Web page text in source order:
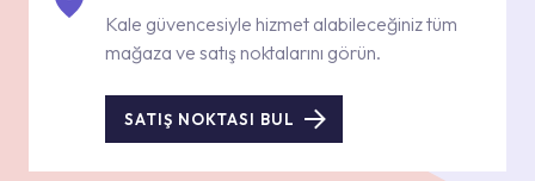
Kale güvencesiyle hizmet alabileceğiniz tüm
mağaza ve satış noktalarını görün.
SATIŞ NOKTASI BUL